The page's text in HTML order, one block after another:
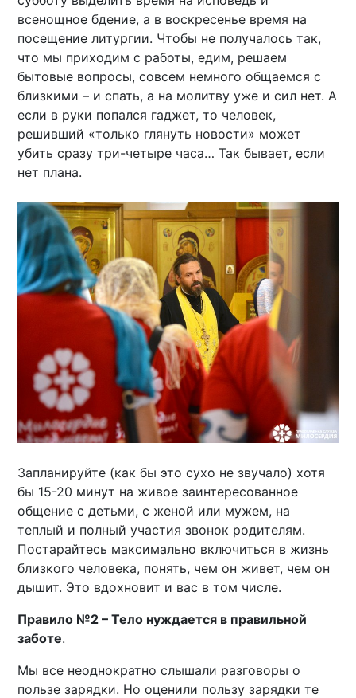
всенощное бдение, а в воскресенье время на
посещение литургии. Чтобы не получалось так,
что мы приходим с работы, едим, решаем
бытовые вопросы, совсем немного общаемся с
близкими – и спать, а на молитву уже и сил нет. А
если в руки попался гаджет, то человек,
решивший «только глянуть новости» может
убить сразу три-четыре часа… Так бывает, если
нет плана.
Запланируйте (как бы это сухо не звучало) хотя
бы 15-20 минут на живое заинтересованное
общение с детьми, с женой или мужем, на
теплый и полный участия звонок родителям.
Постарайтесь максимально включиться в жизнь
близкого человека, понять, чем он живет, чем он
дышит. Это вдохновит и вас в том числе.
Правило №2 – Тело нуждается в правильной
заботе.
Мы все неоднократно слышали разговоры о
пользе зарядки. Но оценили пользу зарядки те